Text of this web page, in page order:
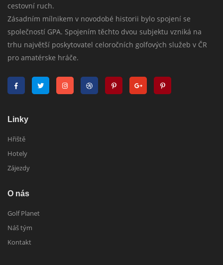
cestovní ruch.
Zásadním mílnikem v novodobé historii bylo spojení se
společností GPA. Spojením těchto dvou subjektu vzniká na
trhu najvětší poskytovatel celoročních golfových služeb v ČR
pro amatérske hráče.
Linky
Hřiště
Hotely
Zájezdy
O nás
Golf Planet
Náš tým
Kontakt